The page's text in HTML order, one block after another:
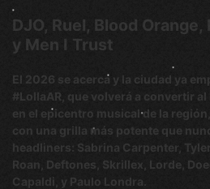
DJO, Ruel, Blood
y Men I Trust
El 2026 se acerca y la ciudad ya
#LollaAR, que volverá a convertir
en el epicentro musical de la región,
con una grilla más potente que
headliners: Sabrina Carpenter,
Roan, Deftones, Skrillex, Lorde,
Capaldi, y Paulo Londra.